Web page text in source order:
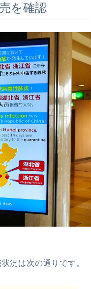
を確認
況は次の通りです。